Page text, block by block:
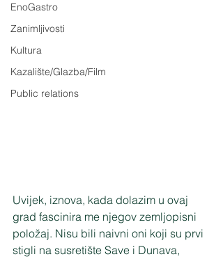
EnoGastro
Zanimljivosti
Kultura
Kazalište/Glazba/Film
Public relations
Uvijek, iznova, kada dolazim u ovaj
grad fascinira me njegov zemljopisni
položaj. Nisu bili naivni oni koji su prvi
stigli na susretište Save i Dunava,